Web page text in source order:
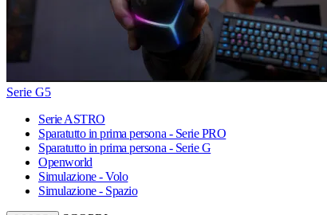
Serie G5
Serie ASTRO
Sparatutto in prima persona - Serie PRO
Sparatutto in prima persona - Serie G
Openworld
Simulazione - Volo
Simulazione - Spazio